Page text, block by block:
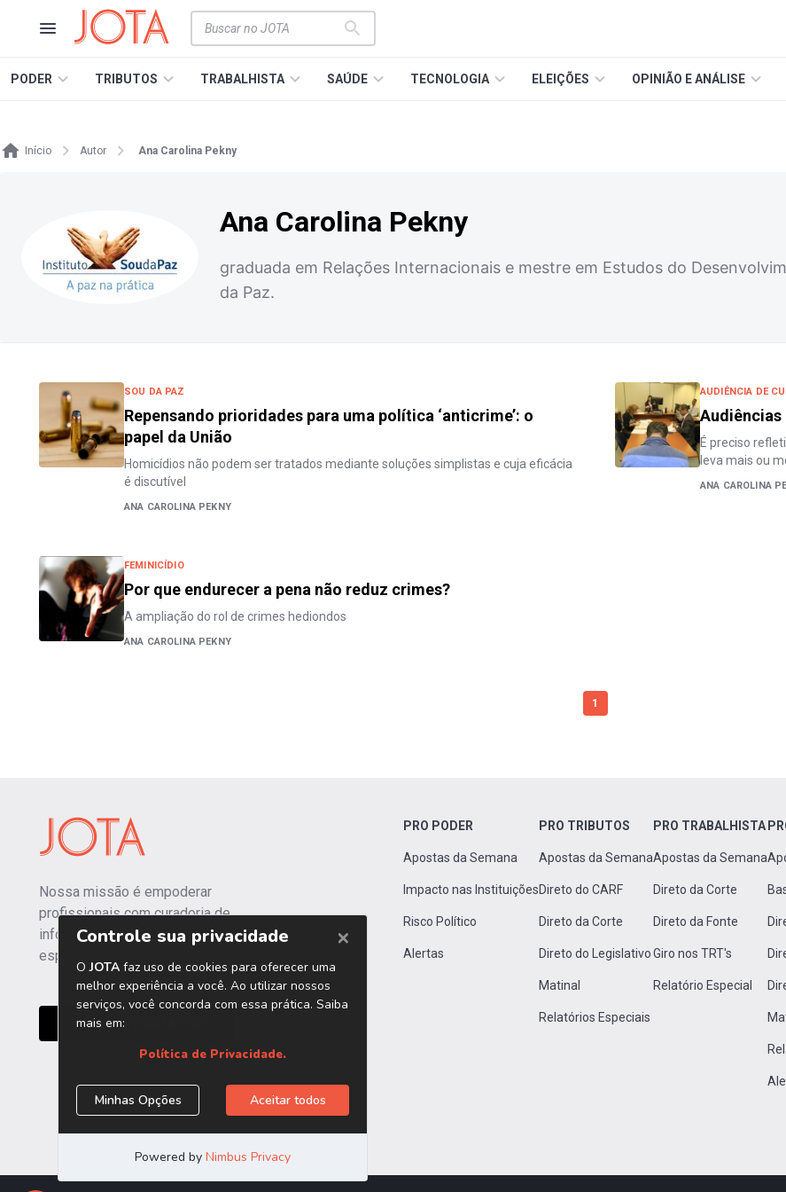
PODER TRIBUTOS TRABALHISTA SAÚDE TECNOLOGIA ELEIÇÕES OPINIÃO E ANÁLISE
Início Autor Ana Carolina Pekny
Ana Carolina Pekny
graduada em Relações Internacionais e mestre em Estudos do
da Paz.
SOU DA PAZ
Repensando prioridades para uma política ‘anticrime’: o
papel da União
Homicídios não podem ser tratados mediante soluções simplistas e cuja eficácia
é discutível
ANA CAROLINA PEKNY
AUDIÊNCIA DE
É preciso
leva mais ou
ANA CAROLINA
FEMINICÍDIO
Por que endurecer a pena não reduz crimes?
A ampliação do rol de crimes hediondos
ANA CAROLINA PEKNY
1
Nossa missão é empoderar
profissionais com curadoria de
informações independentes e
especializadas.
CONHEÇA O JOTA PRO
PRO PODER
Apostas da Semana
Impacto nas Instituições
Risco Político
Alertas
PRO TRIBUTOS
Apostas da Semana
Direto do CARF
Direto da Corte
Direto do Legislativo
Matinal
Relatórios Especiais
PRO TRABALHISTA
Apostas da Semana
Direto da Corte
Direto da Fonte
Giro nos TRT's
Relatório Especial